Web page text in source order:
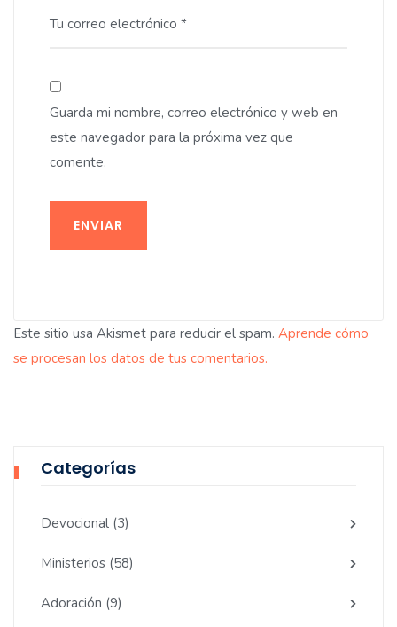
Tu correo electrónico *
Guarda mi nombre, correo electrónico y web en
este navegador para la próxima vez que
comente.
ENVIAR
Este sitio usa Akismet para reducir el spam. Aprende cómo
se procesan los datos de tus comentarios.
Categorías
Devocional (3)
Ministerios (58)
Adoración (9)